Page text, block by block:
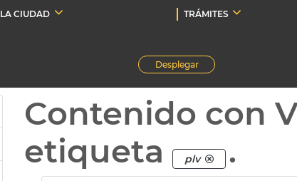
LA CIUDAD TRÁMITES
Desplegar
Contenido con
etiqueta
plv .